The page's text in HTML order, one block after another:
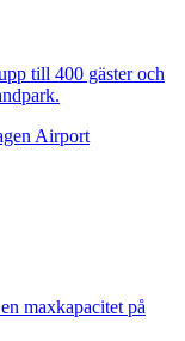
till 400 gäster och
Airport
maxkapacitet på